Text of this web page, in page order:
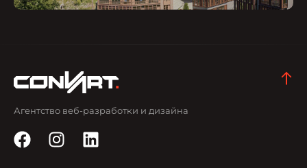
Агентство веб-разработки и дизайна